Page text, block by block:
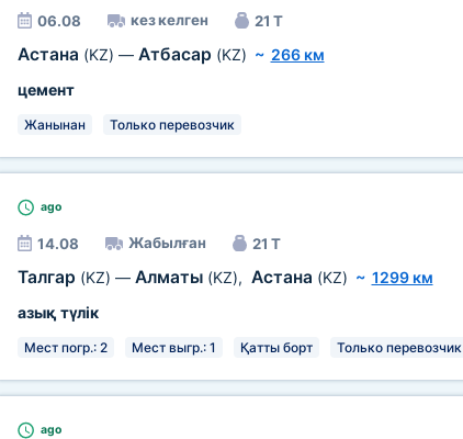
06.08 кез келген 21 Т
Астана (KZ) — Атбасар (KZ) ~ 266 км
цемент
Жанынан Только перевозчик
ago
14.08 Жабылған 21 Т
Талгар (KZ) — Алматы (KZ), Астана (KZ) ~ 1299 км
азық түлік
Мест погр.: 2 Мест выгр.: 1 Қатты борт Только перевозчик
ago